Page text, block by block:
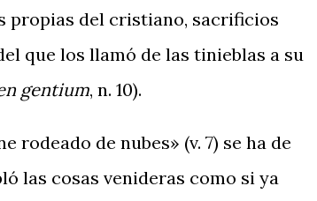
propias del cristiano, sacrificios
que los llamó de las tinieblas a su
gentium, n. 10).
rodeado de nubes» (v. 7) se ha de
las cosas venideras como si ya